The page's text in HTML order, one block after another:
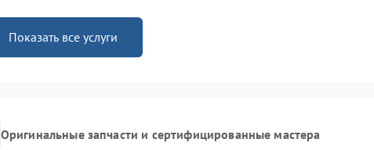
Показать все услуги
Оригинальные запчасти и сертифицированные мастера